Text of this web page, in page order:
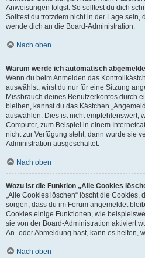
Anweisungen folgst. So solltest du dich
Solltest du trotzdem nicht in der Lage sein,
wende dich an die Board-Administration.
Nach oben
Warum werde ich automatisch
Wenn du beim Anmelden das
auswählst, wirst du nur für eine Sitzung
Missbrauch deines Benutzerkontos durch
bleiben, kannst du das Kästchen
auswählen. Dies ist nicht empfehlenswert,
Computer, zum Beispiel in einem
nicht zur Verfügung steht, dann wurde sie
Administration ausgeschaltet.
Nach oben
Wozu ist die Funktion „Alle Cookies
„Alle Cookies löschen“ löscht die Cookies,
sorgen, dass du im Forum angemeldet
Cookies einige Funktionen, wie
sie von der Board-Administration aktiviert
An- oder Abmeldung hast, kann es helfen,
Nach oben